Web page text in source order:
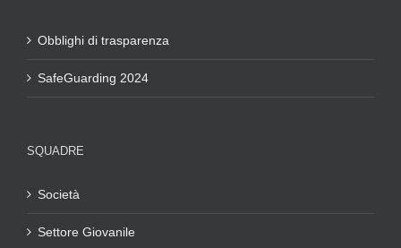
Obblighi di trasparenza
SafeGuarding 2024
SQUADRE
Società
Settore Giovanile